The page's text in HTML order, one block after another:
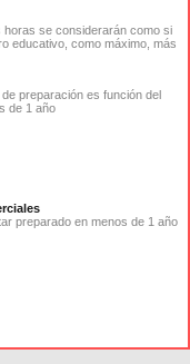
se considerarán como si
educativo, como máximo, más
de preparación es función del
de 1 año
preparado en menos de 1 año